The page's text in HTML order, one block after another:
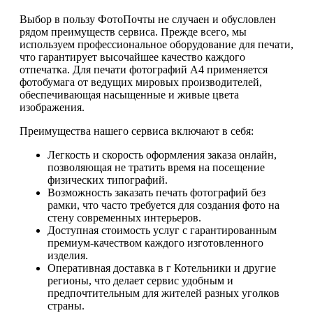
Выбор в пользу ФотоПочты не случаен и обусловлен
рядом преимуществ сервиса. Прежде всего, мы
используем профессиональное оборудование для печати,
что гарантирует высочайшее качество каждого
отпечатка. Для печати фотографий А4 применяется
фотобумага от ведущих мировых производителей,
обеспечивающая насыщенные и живые цвета
изображения.
Преимущества нашего сервиса включают в себя:
Легкость и скорость оформления заказа онлайн,
позволяющая не тратить время на посещение
физических типографий.
Возможность заказать печать фотографий без
рамки, что часто требуется для создания фото на
стену современных интерьеров.
Доступная стоимость услуг с гарантированным
премиум-качеством каждого изготовленного
изделия.
Оперативная доставка в г Котельники и другие
регионы, что делает сервис удобным и
предпочтительным для жителей разных уголков
страны.